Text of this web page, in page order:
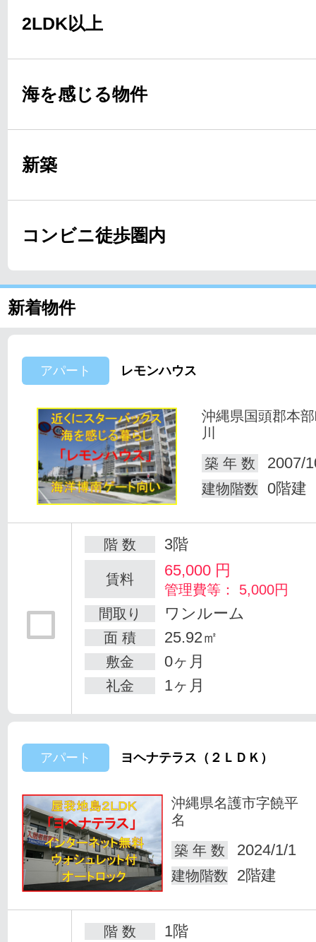
2LDK以上
海を感じる物件
新築
コンビニ徒歩圏内
新着物件
アパート レモンハウス
沖縄県国頭郡本
川
築 年 数
2007/
建物階数 0階建
階 数 3階
賃料 65,000 円
管理費等： 5,000円
間取り
ワンルーム
面 積 25.92㎡
敷金 0ヶ月
礼金 1ヶ月
アパート ヨヘナテラス（２ＬＤＫ）
沖縄県名護市字饒平
名
築 年 数
2024/1/1
建物階数 2階建
階 数 1階